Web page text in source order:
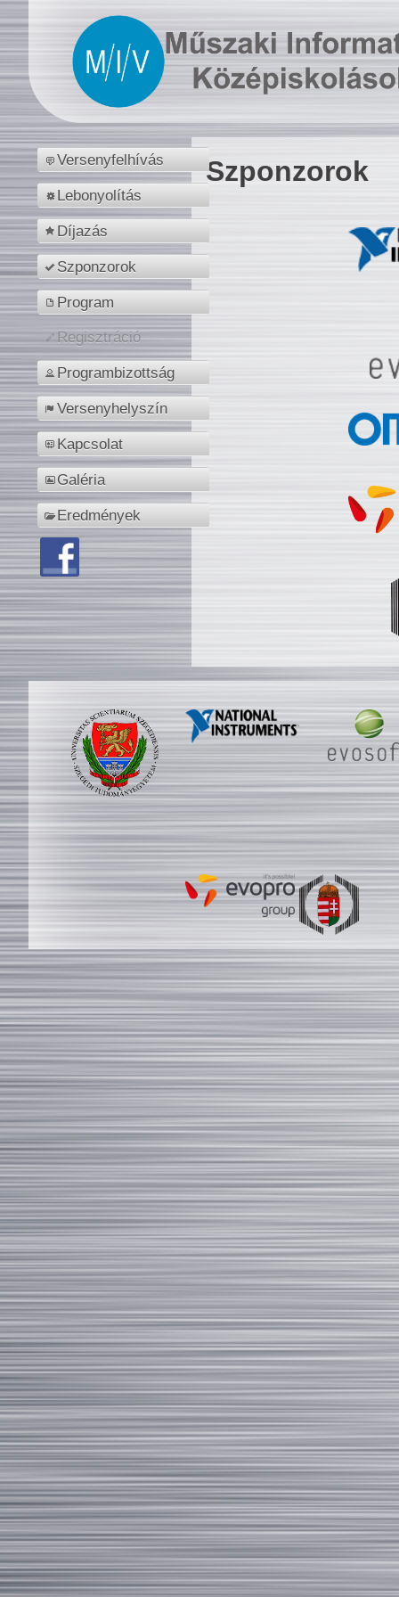
Versenyfelhívás
Lebonyolítás
Díjazás
Szponzorok
Program
Regisztráció
Programbizottság
Versenyhelyszín
Kapcsolat
Galéria
Eredmények
Szponzorok